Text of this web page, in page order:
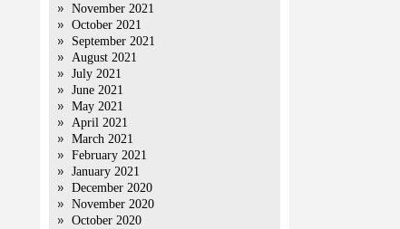
November 2021
October 2021
September 2021
August 2021
July 2021
June 2021
May 2021
April 2021
March 2021
February 2021
January 2021
December 2020
November 2020
October 2020